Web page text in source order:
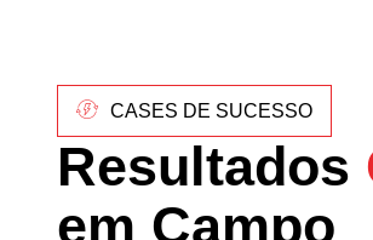
CASES DE SUCESSO
Resultados
em Campo